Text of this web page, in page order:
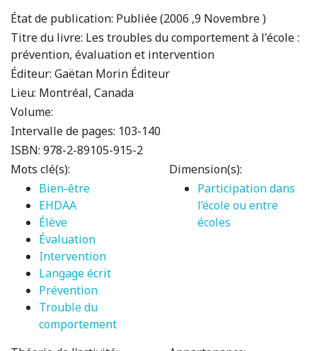
État de publication: Publiée (2006 ,9 Novembre )
Titre du livre: Les troubles du comportement à l'école :
prévention, évaluation et intervention
Éditeur: Gaëtan Morin Éditeur
Lieu: Montréal, Canada
Volume:
Intervalle de pages: 103-140
ISBN: 978-2-89105-915-2
Mots clé(s):
Bien-être
EHDAA
Élève
Évaluation
Intervention
Langage écrit
Prévention
Trouble du
comportement
Dimension(s):
Participation dans
l’école ou entre
écoles